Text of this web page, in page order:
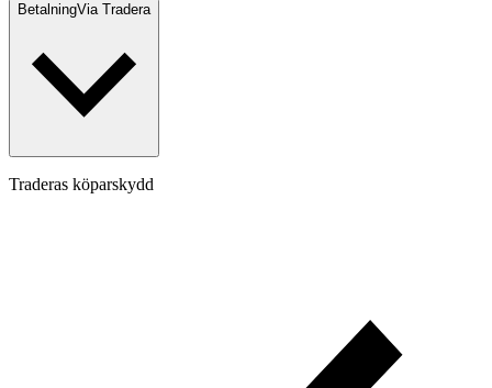
BetalningVia Tradera
Traderas köparskydd